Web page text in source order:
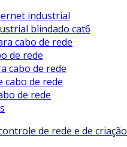
industrial
blindado cat6
cabo de rede
de rede
cabo de rede
cabo de rede
de rede
de rede e de criação